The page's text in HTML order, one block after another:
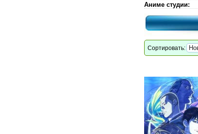
Аниме студии:
Сортировать: